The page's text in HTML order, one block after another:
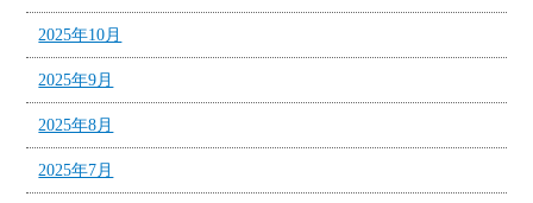
2025年10月
2025年9月
2025年8月
2025年7月